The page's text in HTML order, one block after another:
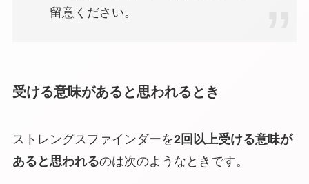
留意ください。
受ける意味があると思われるとき
ストレングスファインダーを2回以上受ける意味が
あると思われるのは次のようなときです。